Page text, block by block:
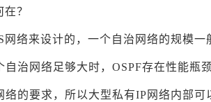
？
络来设计的，一个自治网络的规模
治网络足够大时，OSPF存在性能瓶
的要求，所以大型私有IP网络内部